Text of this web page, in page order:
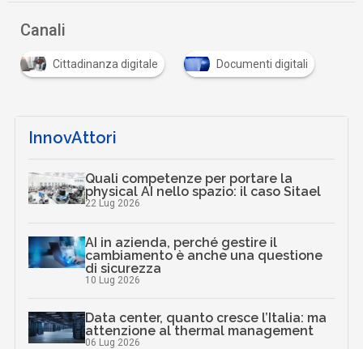
Canali
Cittadinanza digitale Documenti digitali
InnovAttori
Quali competenze per portare la
physical AI nello spazio: il caso Sitael
22 Lug 2026
AI in azienda, perché gestire il
cambiamento è anche una questione
di sicurezza
10 Lug 2026
Data center, quanto cresce l’Italia: ma
attenzione al thermal management
06 Lug 2026